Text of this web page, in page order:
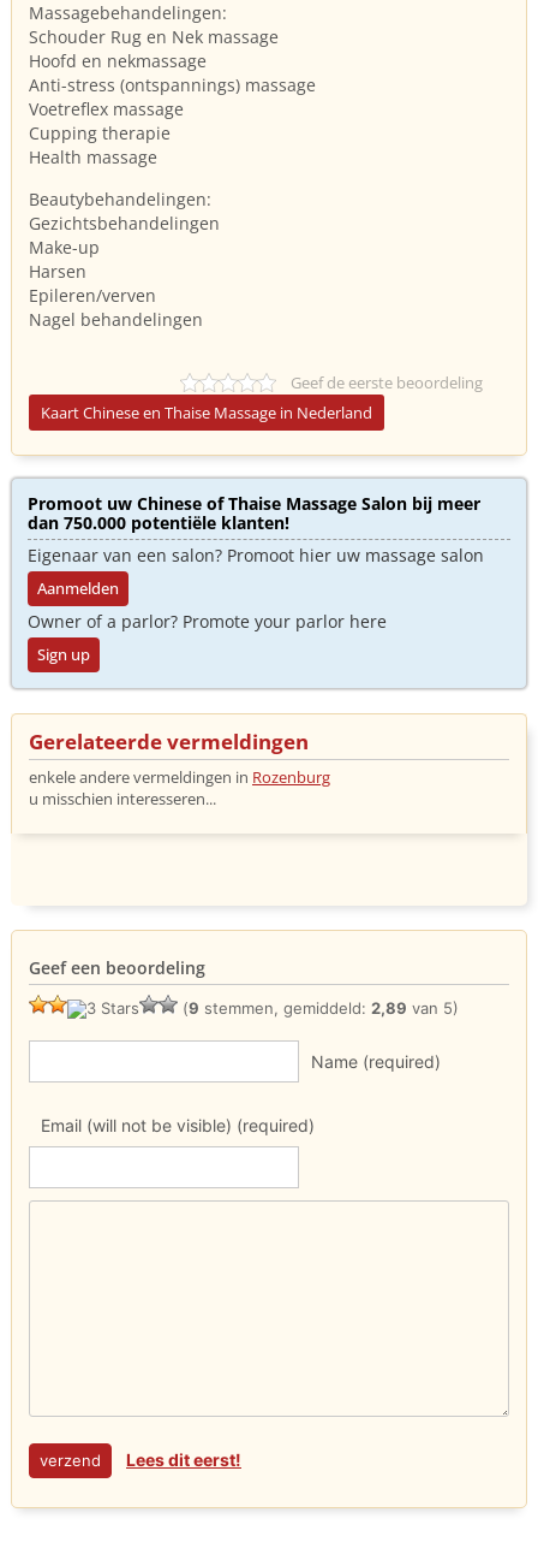
Massagebehandelingen:
Schouder Rug en Nek massage
Hoofd en nekmassage
Anti-stress (ontspannings) massage
Voetreflex massage
Cupping therapie
Health massage
Beautybehandelingen:
Gezichtsbehandelingen
Make-up
Harsen
Epileren/verven
Nagel behandelingen
Geef de eerste beoordeling
Kaart Chinese en Thaise Massage in Nederland
Promoot uw Chinese of Thaise Massage Salon bij meer
dan 750.000 potentiële klanten!
Eigenaar van een salon? Promoot hier uw massage salon
Aanmelden
Owner of a parlor? Promote your parlor here
Sign up
Gerelateerde vermeldingen
enkele andere vermeldingen in Rozenburg
u misschien interesseren...
Geef een beoordeling
(9 stemmen, gemiddeld: 2,89 van 5)
Name (required)
Email (will not be visible) (required)
Lees dit eerst!